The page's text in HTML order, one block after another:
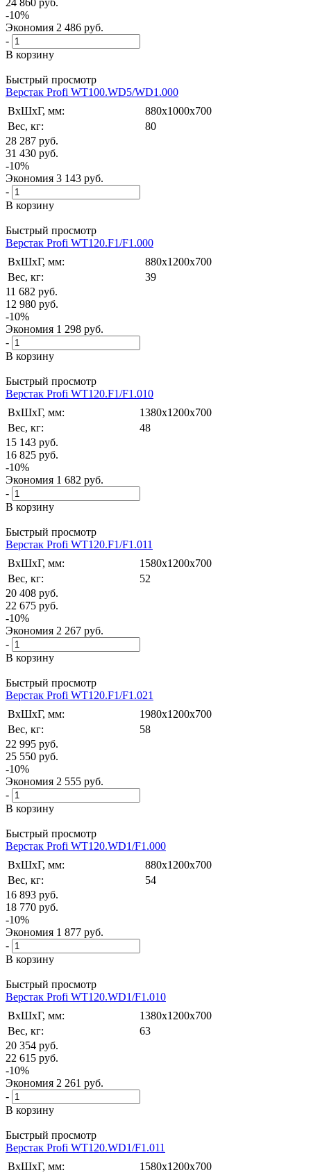
-10%
Экономия 2 486 руб.
-
В корзину
Быстрый просмотр
Верстак Profi WT100.WD5/WD1.000
ВxШxГ, мм:
880x1000x700
Вес, кг:
80
28 287 руб.
31 430 руб.
-10%
Экономия 3 143 руб.
-
В корзину
Быстрый просмотр
Верстак Profi WT120.F1/F1.000
ВxШxГ, мм:
880x1200x700
Вес, кг:
39
11 682 руб.
12 980 руб.
-10%
Экономия 1 298 руб.
-
В корзину
Быстрый просмотр
Верстак Profi WT120.F1/F1.010
ВxШxГ, мм:
1380x1200x700
Вес, кг:
48
15 143 руб.
16 825 руб.
-10%
Экономия 1 682 руб.
-
В корзину
Быстрый просмотр
Верстак Profi WT120.F1/F1.011
ВxШxГ, мм:
1580x1200x700
Вес, кг:
52
20 408 руб.
22 675 руб.
-10%
Экономия 2 267 руб.
-
В корзину
Быстрый просмотр
Верстак Profi WT120.F1/F1.021
ВxШxГ, мм:
1980x1200x700
Вес, кг:
58
22 995 руб.
25 550 руб.
-10%
Экономия 2 555 руб.
-
В корзину
Быстрый просмотр
Верстак Profi WT120.WD1/F1.000
ВxШxГ, мм:
880x1200x700
Вес, кг:
54
16 893 руб.
18 770 руб.
-10%
Экономия 1 877 руб.
-
В корзину
Быстрый просмотр
Верстак Profi WT120.WD1/F1.010
ВxШxГ, мм:
1380x1200x700
Вес, кг:
63
20 354 руб.
22 615 руб.
-10%
Экономия 2 261 руб.
-
В корзину
Быстрый просмотр
Верстак Profi WT120.WD1/F1.011
ВxШxГ, мм:
1580x1200x700